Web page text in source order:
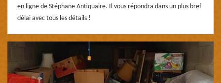
en ligne de Stéphane Antiquaire. Il vous répondra dans un plus bref
délai avec tous les détails !